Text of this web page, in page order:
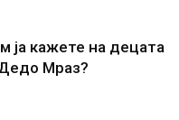
ја кажете на децата
Дедо Мраз?